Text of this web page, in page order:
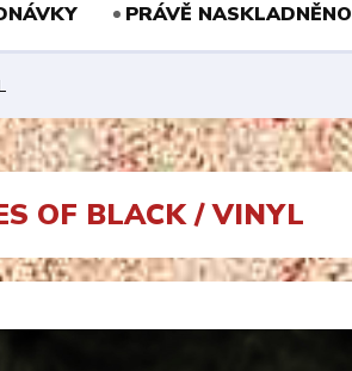
PRÁVĚ NASKLADNĚNO
OF BLACK / VINYL